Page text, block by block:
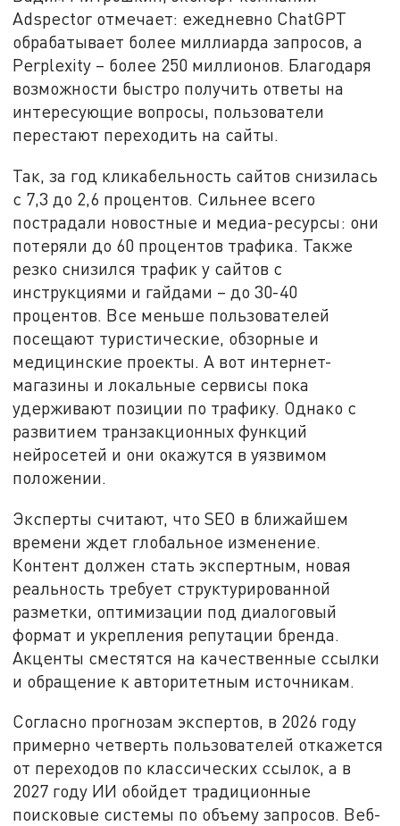
Adspector отмечает: ежедневно ChatGPT
обрабатывает более миллиарда запросов, а
Perplexity – более 250 миллионов. Благодаря
возможности быстро получить ответы на
интересующие вопросы, пользователи
перестают переходить на сайты.
Так, за год кликабельность сайтов снизилась
с 7,3 до 2,6 процентов. Сильнее всего
пострадали новостные и медиа-ресурсы: они
потеряли до 60 процентов трафика. Также
резко снизился трафик у сайтов с
инструкциями и гайдами – до 30-40
процентов. Все меньше пользователей
посещают туристические, обзорные и
медицинские проекты. А вот интернет-
магазины и локальные сервисы пока
удерживают позиции по трафику. Однако с
развитием транзакционных функций
нейросетей и они окажутся в уязвимом
положении.
Эксперты считают, что SEO в ближайшем
времени ждет глобальное изменение.
Контент должен стать экспертным, новая
реальность требует структурированной
разметки, оптимизации под диалоговый
формат и укрепления репутации бренда.
Акценты сместятся на качественные ссылки
и обращение к авторитетным источникам.
Согласно прогнозам экспертов, в 2026 году
примерно четверть пользователей откажется
от переходов по классических ссылок, а в
2027 году ИИ обойдет традиционные
поисковые системы по объему запросов. Веб-